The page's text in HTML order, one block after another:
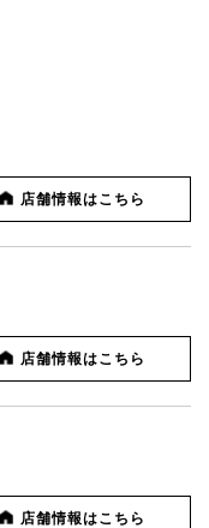
店舗情報はこちら
店舗情報はこちら
店舗情報はこちら